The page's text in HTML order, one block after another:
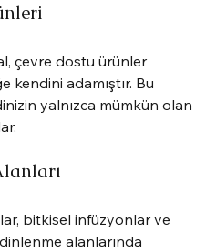
çevre dostu ürünler
kendini adamıştır. Bu
yalnızca mümkün olan
bitkisel infüzyonlar ve
alanlarında